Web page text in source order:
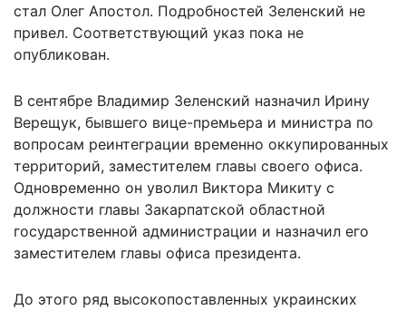
стал Олег Апостол. Подробностей Зеленский не
привел. Соответствующий указ пока не
опубликован.
В сентябре Владимир Зеленский назначил Ирину
Верещук, бывшего вице-премьера и министра по
вопросам реинтеграции временно оккупированных
территорий, заместителем главы своего офиса.
Одновременно он уволил Виктора Микиту с
должности главы Закарпатской областной
государственной администрации и назначил его
заместителем главы офиса президента.
До этого ряд высокопоставленных украинских